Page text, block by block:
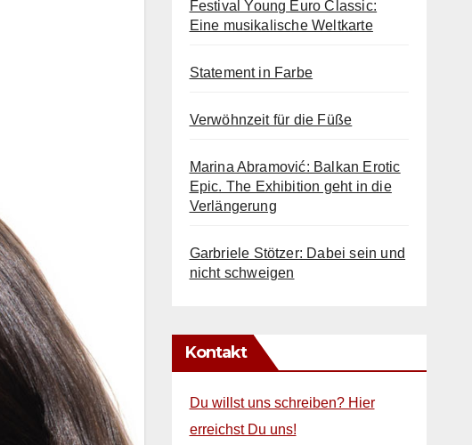
Festival Young Euro Classic:
Eine musikalische Weltkarte
Statement in Farbe
Verwöhnzeit für die Füße
Marina Abramović: Balkan Erotic
Epic. The Exhibition geht in die
Verlängerung
Garbriele Stötzer: Dabei sein und
nicht schweigen
Kontakt
Du willst uns schreiben? Hier
erreichst Du uns!